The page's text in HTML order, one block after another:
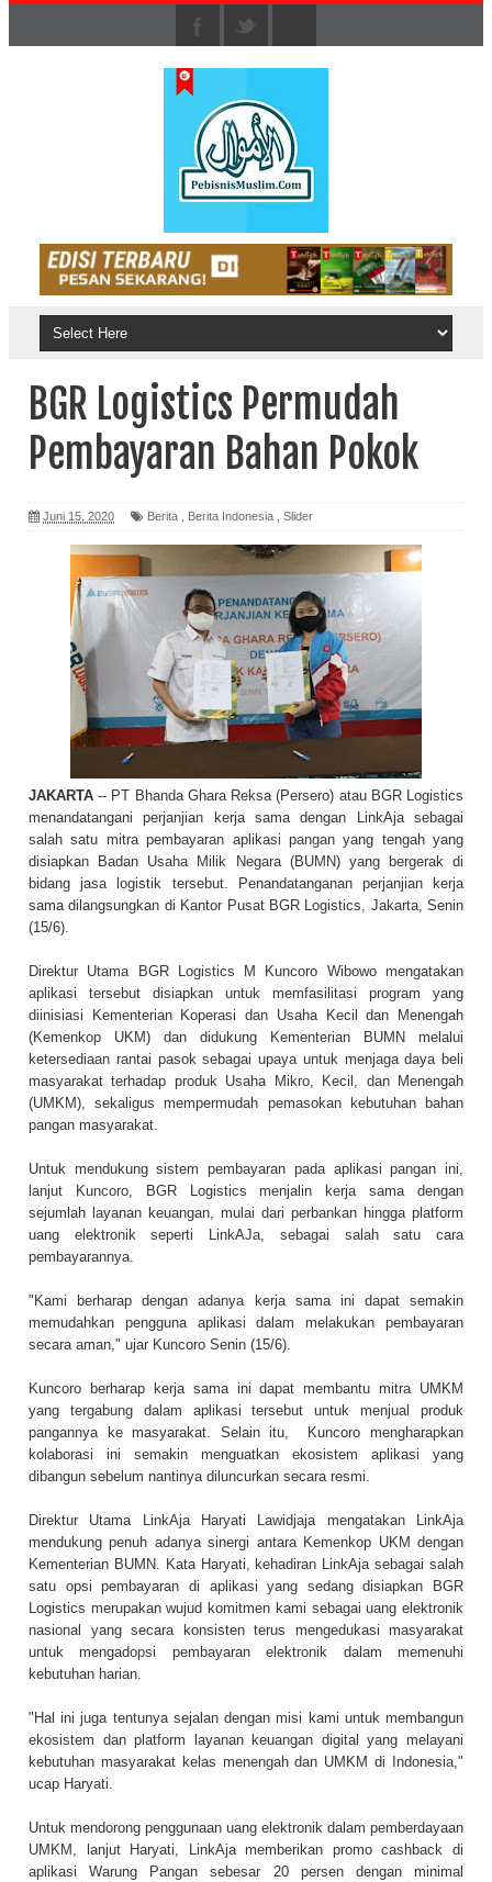
BGR Logistics Permudah
Pembayaran Bahan Pokok
Juni 15, 2020 Berita Berita Indonesia Slider
JAKARTA -- PT Bhanda Ghara Reksa (Persero) atau BGR Logistics
menandatangani perjanjian kerja sama dengan LinkAja sebagai
salah satu mitra pembayaran aplikasi pangan yang tengah yang
disiapkan Badan Usaha Milik Negara (BUMN) yang bergerak di
bidang jasa logistik tersebut. Penandatanganan perjanjian kerja
sama dilangsungkan di Kantor Pusat BGR Logistics, Jakarta, Senin
(15/6).
Direktur Utama BGR Logistics M Kuncoro Wibowo mengatakan
aplikasi tersebut disiapkan untuk memfasilitasi program yang
diinisiasi Kementerian Koperasi dan Usaha Kecil dan Menengah
(Kemenkop UKM) dan didukung Kementerian BUMN melalui
ketersediaan rantai pasok sebagai upaya untuk menjaga daya beli
masyarakat terhadap produk Usaha Mikro, Kecil, dan Menengah
(UMKM), sekaligus mempermudah pemasokan kebutuhan bahan
pangan masyarakat.
Untuk mendukung sistem pembayaran pada aplikasi pangan ini,
lanjut Kuncoro, BGR Logistics menjalin kerja sama dengan
sejumlah layanan keuangan, mulai dari perbankan hingga platform
uang elektronik seperti LinkAJa, sebagai salah satu cara
pembayarannya.
"Kami berharap dengan adanya kerja sama ini dapat semakin
memudahkan pengguna aplikasi dalam melakukan pembayaran
secara aman," ujar Kuncoro Senin (15/6).
Kuncoro berharap kerja sama ini dapat membantu mitra UMKM
yang tergabung dalam aplikasi tersebut untuk menjual produk
pangannya ke masyarakat. Selain itu, Kuncoro mengharapkan
kolaborasi ini semakin menguatkan ekosistem aplikasi yang
dibangun sebelum nantinya diluncurkan secara resmi.
Direktur Utama LinkAja Haryati Lawidjaja mengatakan LinkAja
mendukung penuh adanya sinergi antara Kemenkop UKM dengan
Kementerian BUMN. Kata Haryati, kehadiran LinkAja sebagai salah
satu opsi pembayaran di aplikasi yang sedang disiapkan BGR
Logistics merupakan wujud komitmen kami sebagai uang elektronik
nasional yang secara konsisten terus mengedukasi masyarakat
untuk mengadopsi pembayaran elektronik dalam memenuhi
kebutuhan harian.
"Hal ini juga tentunya sejalan dengan misi kami untuk membangun
ekosistem dan platform layanan keuangan digital yang melayani
kebutuhan masyarakat kelas menengah dan UMKM di Indonesia,"
ucap Haryati.
Untuk mendorong penggunaan uang elektronik dalam pemberdayaan
UMKM, lanjut Haryati, LinkAja memberikan promo cashback di
aplikasi Warung Pangan sebesar 20 persen dengan minimal